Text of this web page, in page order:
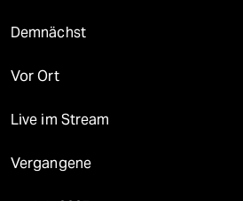
Demnächst
Vor Ort
Live im Stream
Vergangene